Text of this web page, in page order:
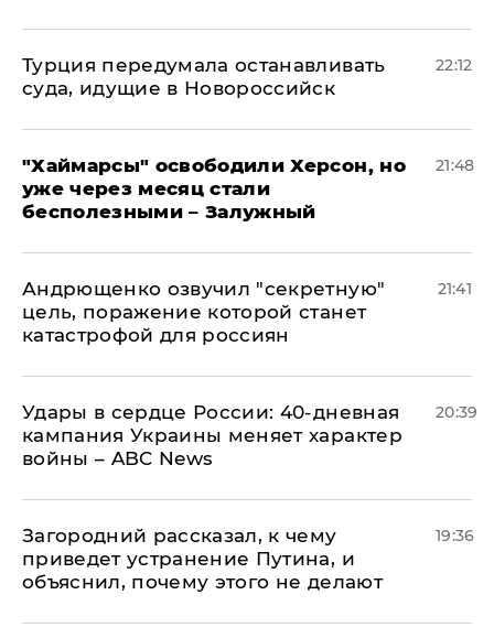
Турция передумала останавливать
суда, идущие в Новороссийск
22:12
"Хаймарсы" освободили Херсон, но
уже через месяц стали
бесполезными – Залужный
21:48
Андрющенко озвучил "секретную"
цель, поражение которой станет
катастрофой для россиян
21:41
Удары в сердце России: 40-дневная
кампания Украины меняет характер
войны – ABC News
20:39
Загородний рассказал, к чему
приведет устранение Путина, и
объяснил, почему этого не делают
19:36